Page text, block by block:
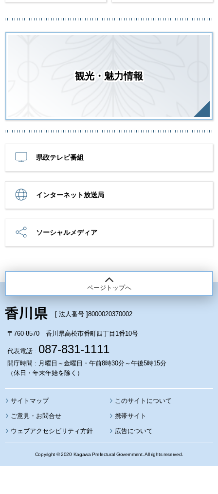
観光・魅力情報
県政テレビ番組
インターネット放送局
ソーシャルメディア
ページトップへ
[ 法人番号 ]8000020370002
〒760-8570 香川県高松市番町四丁目1番10号
代表電話 : 087-831-1111
開庁時間 : 月曜日～金曜日・午前8時30分～午後5時15分
（休日・年末年始を除く）
サイトマップ このサイトについて
携帯サイト
ウェブアクセシビリティ方針 広告について
Copyright © 2020 Kagawa Prefectural Government. All rights reserved.